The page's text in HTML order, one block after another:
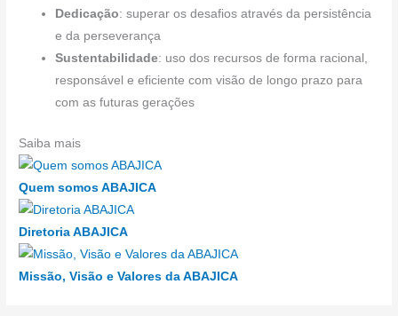
Dedicação: superar os desafios através da persistência
e da perseverança
Sustentabilidade: uso dos recursos de forma racional,
responsável e eficiente com visão de longo prazo para
com as futuras gerações
Saiba mais
Quem somos ABAJICA
Diretoria ABAJICA
Missão, Visão e Valores da ABAJICA